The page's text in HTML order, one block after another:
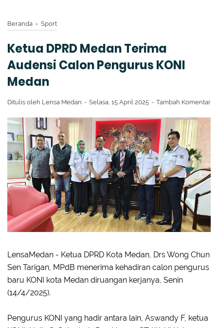
Beranda › Sport
Ketua DPRD Medan Terima
Audensi Calon Pengurus KONI
Medan
Ditulis oleh Lensa Medan Selasa, 15 April 2025 Tambah Komentar
LensaMedan - Ketua DPRD Kota Medan, Drs Wong Chun
Sen Tarigan, MPdB menerima kehadiran calon pengurus
baru KONI kota Medan diruangan kerjanya, Senin
(14/4/2025).
Pengurus KONI yang hadir antara lain, Aswandy F, ketua